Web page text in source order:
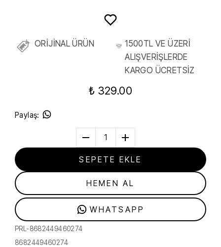
ORİJİNAL ÜRÜN
1500TL VE ÜZERİ
ALIŞVERİŞLERDE
KARGO ÜCRETSİZ
₺ 329.00
Paylaş:
1
SEPETE EKLE
HEMEN AL
WHATSAPP
PRL-8682449460274
8682449460274